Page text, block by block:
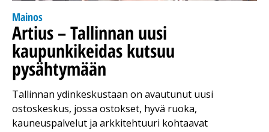
Mainos
Artius – Tallinnan uusi
kaupunkikeidas kutsuu
pysähtymään
Tallinnan ydinkeskustaan on avautunut uusi
ostoskeskus, jossa ostokset, hyvä ruoka,
kauneuspalvelut ja arkkitehtuuri kohtaavat